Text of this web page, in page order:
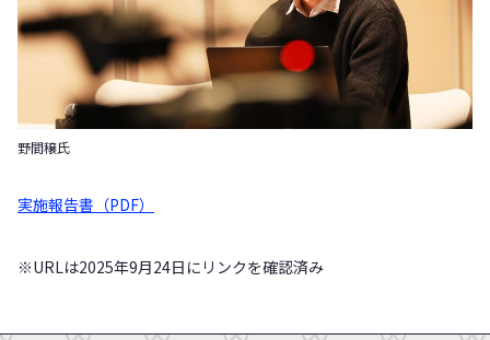
野間穣氏
実施報告書（PDF）
※URLは2025年9月24日にリンクを確認済み